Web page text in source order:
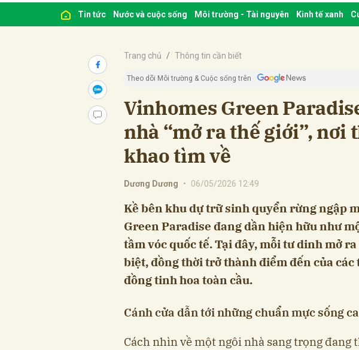
Tin tức Nước và cuộc sống Môi trường - Tài nguyên Kinh tế xanh
Trang chủ Thông tin cần biết
Theo dõi Môi trường & Cuộc sống trên
Vinhomes Green
nhà “mở ra thế giới”, nơi
khao tìm về
Dương Dương • 06/05/2026 12:49
Kề bên khu dự trữ sinh quyển rừng ngập
Green Paradise đang dần hiện hữu như
tầm vóc quốc tế. Tại đây, mỗi tư dinh mở
biệt, đồng thời trở thành điểm đến của các
đồng tinh hoa toàn cầu.
Cánh cửa dẫn tới những chuẩn mực sống
Cách nhìn về một ngôi nhà sang trọng đang